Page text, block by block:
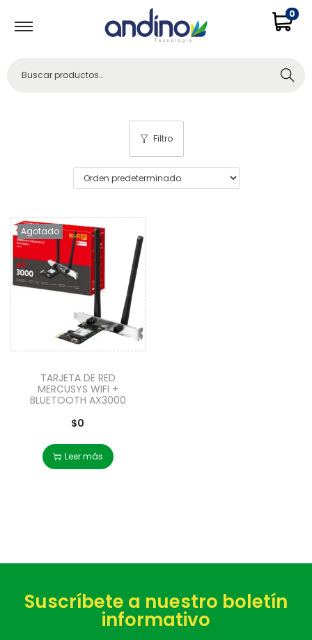
0
Buscar
Filtro
Agotado
TARJETA DE RED
MERCUSYS WIFI +
BLUETOOTH AX3000
$0
Leer más
Suscríbete a nuestro boletín
informativo